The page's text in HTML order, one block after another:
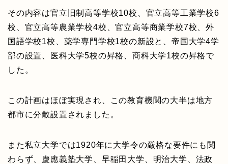
その内容は官立旧制高等学校10校、官立高等工業学校6
校、官立高等農業学校4校、官立高等商業学校7校、外
国語学校1校、薬学専門学校1校の新設と、帝国大学4学
部の設置、医科大学5校の昇格、商科大学1校の昇格で
した。
この計画はほぼ実現され、この教育機関の大半は地方
都市に分散設置されました。
また私立大学では1920年に大学令の厳格な要件にも関
わらず、慶應義塾大学、早稲田大学、明治大学、法政